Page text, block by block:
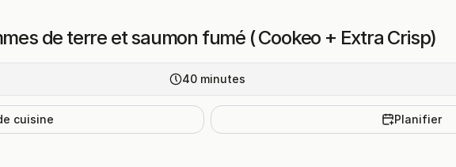
de terre et saumon fumé ( Cookeo + Extra Crisp)
40 minutes
cuisine Planifier